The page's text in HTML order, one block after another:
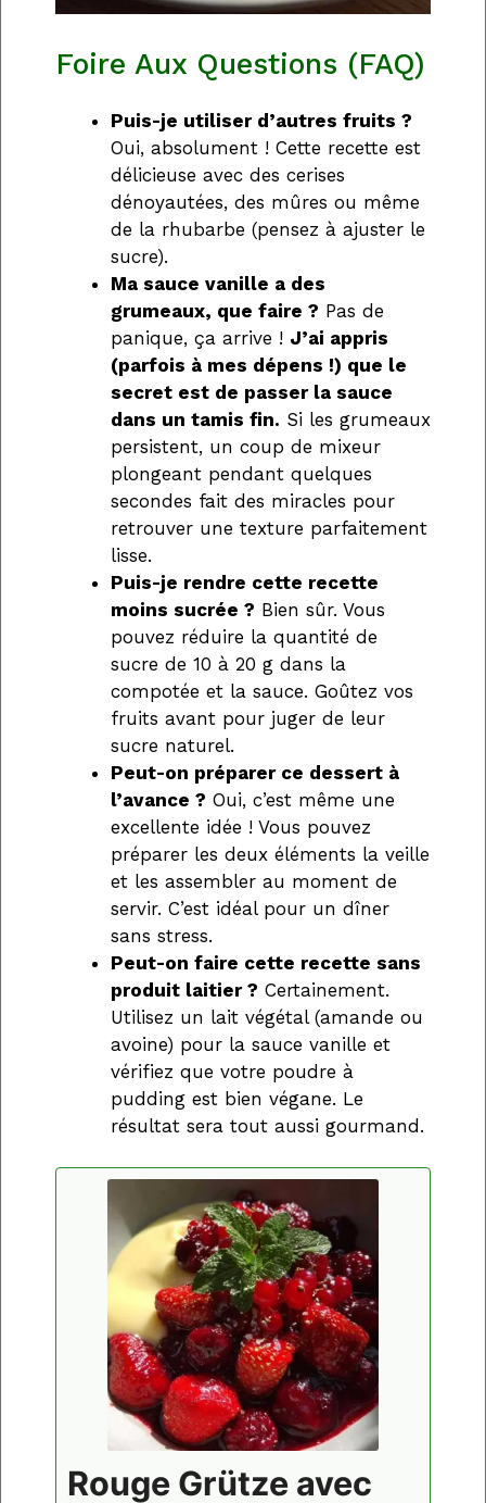
Foire Aux Questions (FAQ)
Puis-je utiliser d’autres fruits ?
Oui, absolument ! Cette recette est
délicieuse avec des cerises
dénoyautées, des mûres ou même
de la rhubarbe (pensez à ajuster le
sucre).
Ma sauce vanille a des
grumeaux, que faire ? Pas de
panique, ça arrive ! J’ai appris
(parfois à mes dépens !) que le
secret est de passer la sauce
dans un tamis fin. Si les grumeaux
persistent, un coup de mixeur
plongeant pendant quelques
secondes fait des miracles pour
retrouver une texture parfaitement
lisse.
Puis-je rendre cette recette
moins sucrée ? Bien sûr. Vous
pouvez réduire la quantité de
sucre de 10 à 20 g dans la
compotée et la sauce. Goûtez vos
fruits avant pour juger de leur
sucre naturel.
Peut-on préparer ce dessert à
l’avance ? Oui, c’est même une
excellente idée ! Vous pouvez
préparer les deux éléments la veille
et les assembler au moment de
servir. C’est idéal pour un dîner
sans stress.
Peut-on faire cette recette sans
produit laitier ? Certainement.
Utilisez un lait végétal (amande ou
avoine) pour la sauce vanille et
vérifiez que votre poudre à
pudding est bien végane. Le
résultat sera tout aussi gourmand.
Rouge Grütze avec